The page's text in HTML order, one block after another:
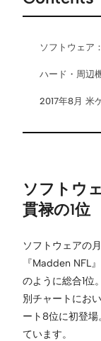
ソフトウェア
ハード・周辺
2017年8月 米
ソフトウ
貫禄の1位
ソフトウェアの
『Madden NFL
のように総合1位
別チャートにお
ート8位に初登
ています。